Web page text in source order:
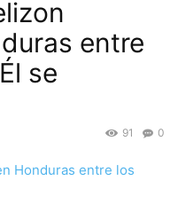
entre
se
0
91